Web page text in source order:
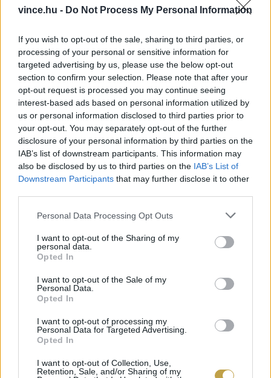
vince.hu - Do Not Process My Personal Information
If you wish to opt-out of the sale, sharing to third parties, or
processing of your personal or sensitive information for
targeted advertising by us, please use the below opt-out
section to confirm your selection. Please note that after your
opt-out request is processed you may continue seeing
interest-based ads based on personal information utilized by
us or personal information disclosed to third parties prior to
your opt-out. You may separately opt-out of the further
disclosure of your personal information by third parties on the
IAB’s list of downstream participants. This information may
also be disclosed by us to third parties on the IAB’s List of
Downstream Participants that may further disclose it to other
Please note that this website/app uses one or more Google
not limited to your visit or usage behaviour. You may click to
grant or deny consent to Google and its third-party tags to
use your data for below specified purposes in below Google
consent section.
Personal Data Processing Opt Outs
I want to opt-out of the Sharing of my
personal data.
Opted In
I want to opt-out of the Sale of my
Personal Data.
Opted In
I want to opt-out of processing my
Personal Data for Targeted Advertising.
Opted In
I want to opt-out of Collection, Use,
Retention, Sale, and/or Sharing of my
3. EGY ÚJABB EMLÉKEZETES
MAGNUM: FEHÉRVÁRI BRUT
RESERVE MAGNUM
Mélyebb árnyalatú citromsárga szín, apró
gyöngyöző buborékok. Érett, toastos illatok egy
kis almakompótos karakterrel. Ízben finom
krémes, élénk savú pezsgő érett fehér
gyümölcsökkel, almás, citrusos zamatokkal,
lecsengéssel.
Kapható: Fehérvári Birtok